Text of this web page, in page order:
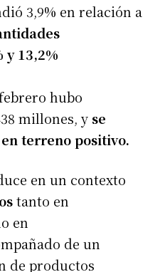
3,9% en relación a
y 13,2%
hubo
millones, y se
terreno positivo.
en un contexto
tanto en
en
de un
de productos